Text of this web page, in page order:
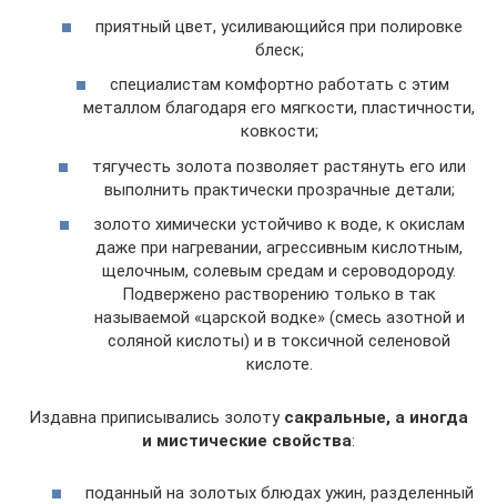
приятный цвет, усиливающийся при полировке
блеск;
специалистам комфортно работать с этим
металлом благодаря его мягкости, пластичности,
ковкости;
тягучесть золота позволяет растянуть его или
выполнить практически прозрачные детали;
золото химически устойчиво к воде, к окислам
даже при нагревании, агрессивным кислотным,
щелочным, солевым средам и сероводороду.
Подвержено растворению только в так
называемой «царской водке» (смесь азотной и
соляной кислоты) и в токсичной селеновой
кислоте.
Издавна приписывались золоту сакральные, а иногда
и мистические свойства:
поданный на золотых блюдах ужин, разделенный